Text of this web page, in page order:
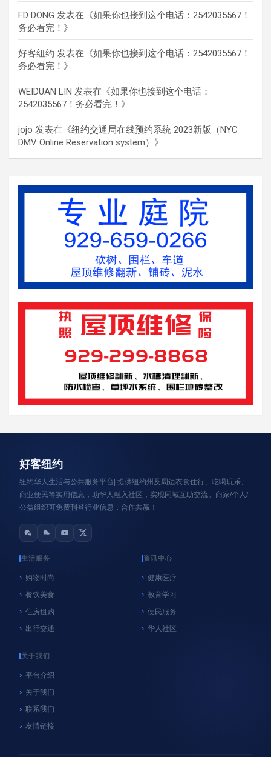
FD DONG 发表在《如果你也接到这个电话：2542035567！
务必看完！ 》
好客纽约 发表在《如果你也接到这个电话：2542035567！
务必看完！ 》
WEIDUAN LIN 发表在《如果你也接到这个电话：
2542035567！务必看完！ 》
jojo 发表在《纽约交通局在线预约系统 2023新版（NYC
DMV Online Reservation system） 》
心系纽约
NYC官方垃圾桶执法再延期！9月8日前未使用官
06/18/2026
好客纽约
纽约华人生活与公共服务平台| 提供纽约州及周边衣食住行、吃喝玩乐、
商业便民等实用信息，助华人融入社区，实现同城互助交流。商家/个人/
公益组织可免费刊登行业信息，合作共赢！
生活服务
购物时尚
餐饮美食
住房租购
出行交通
资讯中心
健康医疗
教育学习
便民服务
华人社区
关于我们
平台介绍
关于我们
联系我们
友情链接